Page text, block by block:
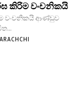
කිරිම වංචනිකයි
වංචනිකයි ආණ්ඩුව